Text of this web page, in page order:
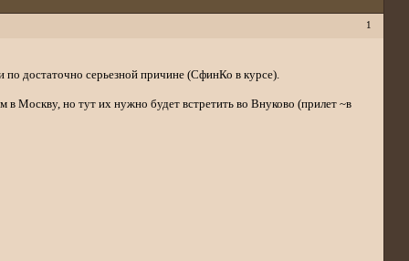
1
по достаточно серьезной причине (СфинКо в курсе).
в Москву, но тут их нужно будет встретить во Внуково (прилет ~в